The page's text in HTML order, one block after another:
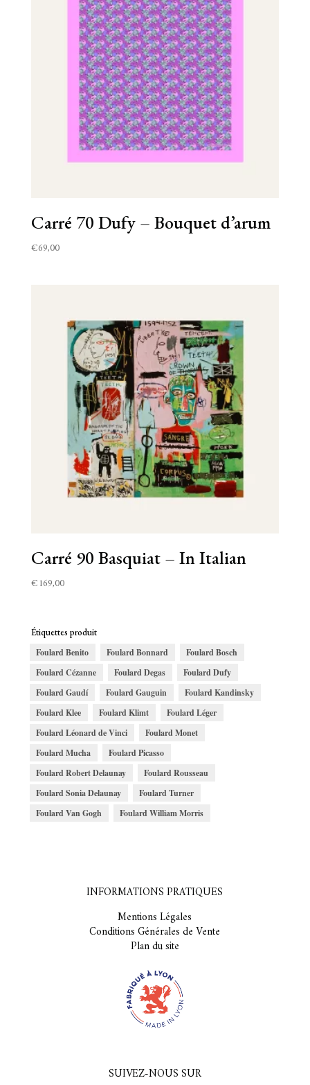
Carré 70 Dufy – Bouquet d’arum
€69,00
Carré 90 Basquiat – In Italian
€169,00
Étiquettes produit
Foulard Benito
Foulard Bonnard
Foulard Bosch
Foulard Cézanne
Foulard Degas
Foulard Dufy
Foulard Gaudí
Foulard Gauguin
Foulard Kandinsky
Foulard Klee
Foulard Klimt
Foulard Léger
Foulard Léonard de Vinci
Foulard Monet
Foulard Mucha
Foulard Picasso
Foulard Robert Delaunay
Foulard Rousseau
Foulard Sonia Delaunay
Foulard Turner
Foulard Van Gogh
Foulard William Morris
INFORMATIONS PRATIQUES
Mentions Légales
Conditions Générales de Vente
Plan du site
SUIVEZ-NOUS SUR